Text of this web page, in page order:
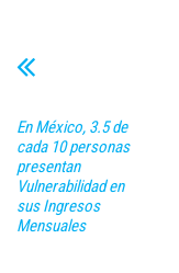
En México, 3.5 de
cada 10 personas
presentan
Vulnerabilidad en
sus Ingresos
Mensuales